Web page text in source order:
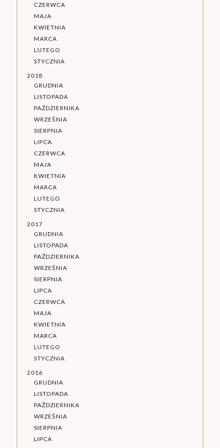
CZERWCA
MAJA
KWIETNIA
MARCA
LUTEGO
STYCZNIA
2018
GRUDNIA
LISTOPADA
PAŹDZIERNIKA
WRZEŚNIA
SIERPNIA
LIPCA
CZERWCA
MAJA
KWIETNIA
MARCA
LUTEGO
STYCZNIA
2017
GRUDNIA
LISTOPADA
PAŹDZIERNIKA
WRZEŚNIA
SIERPNIA
LIPCA
CZERWCA
MAJA
KWIETNIA
MARCA
LUTEGO
STYCZNIA
2016
GRUDNIA
LISTOPADA
PAŹDZIERNIKA
WRZEŚNIA
SIERPNIA
LIPCA